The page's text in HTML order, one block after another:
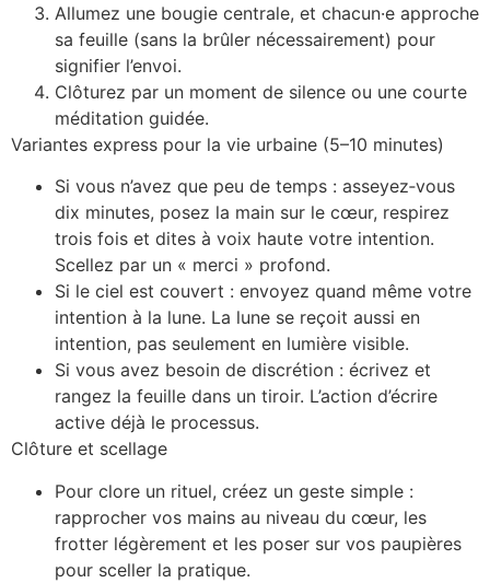
Allumez une bougie centrale, et chacun·e approche
sa feuille (sans la brûler nécessairement) pour
signifier l’envoi.
Clôturez par un moment de silence ou une courte
méditation guidée.
Variantes express pour la vie urbaine (5–10 minutes)
Si vous n’avez que peu de temps : asseyez‑vous
dix minutes, posez la main sur le cœur, respirez
trois fois et dites à voix haute votre intention.
Scellez par un « merci » profond.
Si le ciel est couvert : envoyez quand même votre
intention à la lune. La lune se reçoit aussi en
intention, pas seulement en lumière visible.
Si vous avez besoin de discrétion : écrivez et
rangez la feuille dans un tiroir. L’action d’écrire
active déjà le processus.
Clôture et scellage
Pour clore un rituel, créez un geste simple :
rapprocher vos mains au niveau du cœur, les
frotter légèrement et les poser sur vos paupières
pour sceller la pratique.